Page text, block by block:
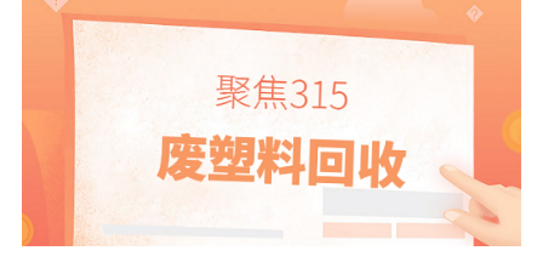
橡胶破胶机组
风选机
磁选机
脉冲除尘器